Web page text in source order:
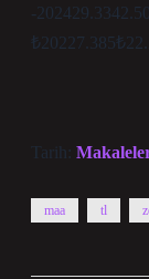
-
Tarih:
maa tl